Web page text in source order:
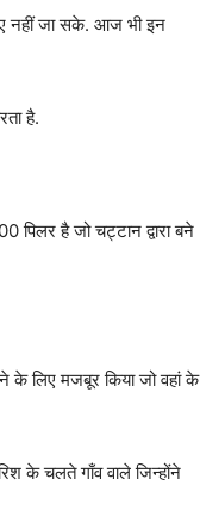
नहीं जा सके. आज भी इन
है.
है जो चट्टान द्वारा बने
के लिए मजबूर किया जो वहां के
के चलते गाँव वाले जिन्होंने